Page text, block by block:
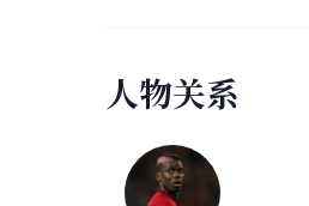
人物关系